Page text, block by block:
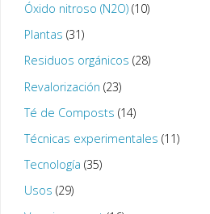
Óxido nitroso (N2O)(10)
Plantas (31)
Residuos orgánicos (28)
Revalorización (23)
Té de Composts (14)
Técnicas experimentales (11)
Tecnología (35)
Usos (29)